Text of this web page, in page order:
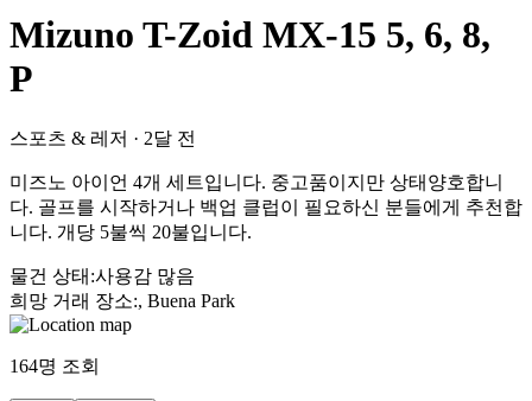
Mizuno T-Zoid MX-15 5, 6, 8,
P
스포츠 & 레저 · 2달 전
미즈노 아이언 4개 세트입니다. 중고품이지만 상태양호합니
다. 골프를 시작하거나 백업 클럽이 필요하신 분들에게 추천합
니다. 개당 5불씩 20불입니다.
물건 상태 :사용감 많음
희망 거래 장소:, Buena Park
164명 조회